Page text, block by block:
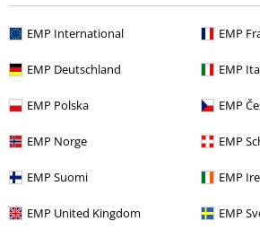
EMP International EMP
EMP Deutschland EMP
EMP Polska EMP
EMP Norge EMP
EMP Suomi EMP
EMP United Kingdom EMP
Podmienky vrátenia tovaru
Vrátenie tovaru
Všeobecné informácie o veľkostiach
Zrušiť členstvo v BSC
Spôsoby platby